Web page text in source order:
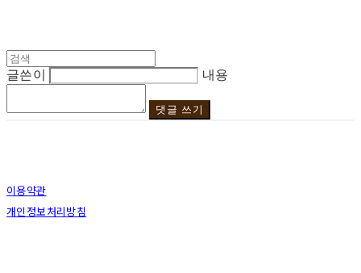
글쓴이 내용
댓글 쓰기
이용약관
개인정보처리방침